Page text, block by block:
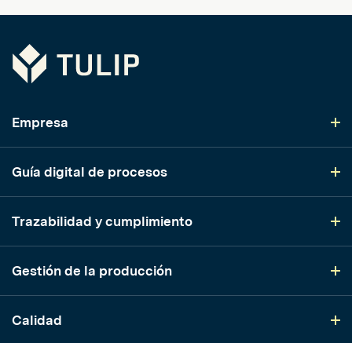
Tulip
Empresa
Guía digital de procesos
Trazabilidad y cumplimiento
Gestión de la producción
Calidad